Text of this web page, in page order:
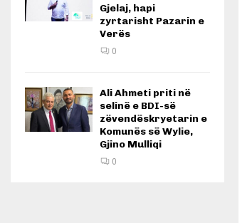
Gjelaj, hapi
zyrtarisht Pazarin e
Verës
0
Ali Ahmeti priti në
selinë e BDI-së
zëvendëskryetarin e
Komunës së Wylie,
Gjino Mulliqi
0